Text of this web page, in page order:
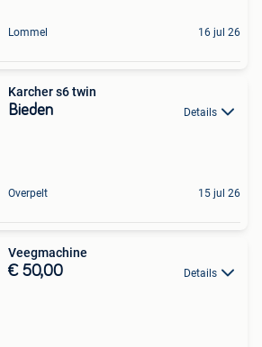
Lommel 16 jul 26
Karcher s6 twin
Bieden Details
Overpelt 15 jul 26
Veegmachine
€ 50,00 Details